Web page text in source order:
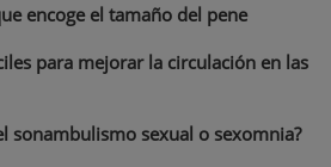
encoge el tamaño del pene
para mejorar la circulación en las
sonambulismo sexual o sexomnia?